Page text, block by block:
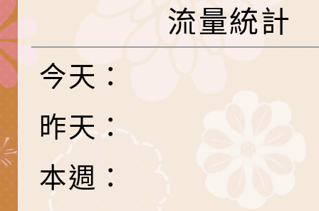
養練習題」、「青少
書會」、「親密關係
坊」、「祖孫樂淘桃
徵件活動」海報
者權益暨落實保護青
環境
檢送桃園市政府LED
字稿及LCD託播影片
有關桃園市政府家庭
服務資源資訊
檢送桃園市政府LED
字稿及LCD託播影（
函轉有關身心障礙者
（CRPD）第三次國
約專要文件及附件英
檢送行政院新聞傳播
月份公共服務政策溝
轉知教育部國民及學
流量統計
今天：
昨天：
本週：